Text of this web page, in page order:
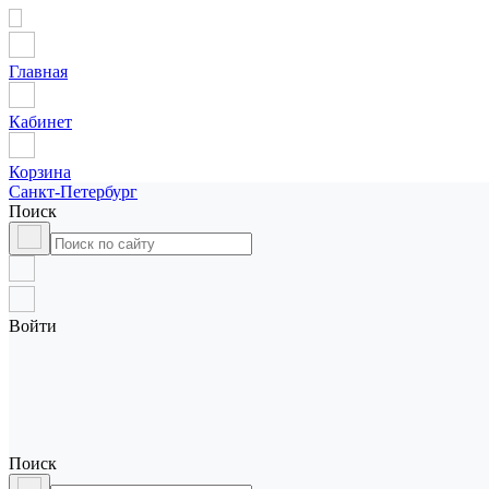
Главная
Кабинет
Корзина
Санкт-Петербург
Поиск
Войти
Поиск